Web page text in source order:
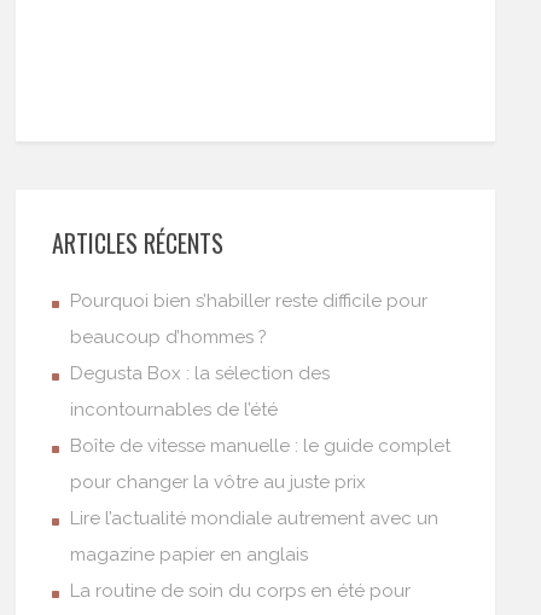
ARTICLES RÉCENTS
Pourquoi bien s’habiller reste difficile pour
beaucoup d’hommes ?
Degusta Box : la sélection des
incontournables de l’été
Boîte de vitesse manuelle : le guide complet
pour changer la vôtre au juste prix
Lire l’actualité mondiale autrement avec un
magazine papier en anglais
La routine de soin du corps en été pour